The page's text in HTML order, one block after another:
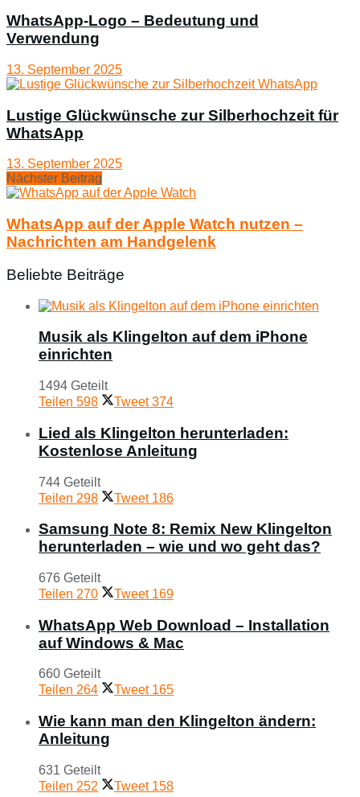
WhatsApp-Logo – Bedeutung und
Verwendung
13. September 2025
Lustige Glückwünsche zur Silberhochzeit für
WhatsApp
13. September 2025
Nächster Beitrag
WhatsApp auf der Apple Watch nutzen –
Nachrichten am Handgelenk
Beliebte Beiträge
Musik als Klingelton auf dem iPhone
einrichten
1494 Geteilt
Teilen 598 Tweet 374
Lied als Klingelton herunterladen:
Kostenlose Anleitung
744 Geteilt
Teilen 298 Tweet 186
Samsung Note 8: Remix New Klingelton
herunterladen – wie und wo geht das?
676 Geteilt
Teilen 270 Tweet 169
WhatsApp Web Download – Installation
auf Windows & Mac
660 Geteilt
Teilen 264 Tweet 165
Wie kann man den Klingelton ändern:
Anleitung
631 Geteilt
Teilen 252 Tweet 158